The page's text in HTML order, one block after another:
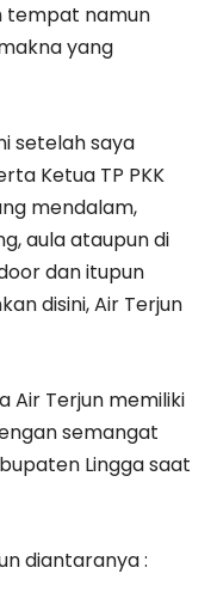
tempat namun
yang
setelah saya
Ketua TP PKK
mendalam,
aula ataupun di
dan itupun
disini, Air Terjun
Air Terjun memiliki
semangat
Lingga saat
diantaranya :